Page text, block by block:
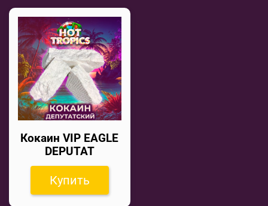
Кокаин VIP EAGLE
DEPUTAT
Купить